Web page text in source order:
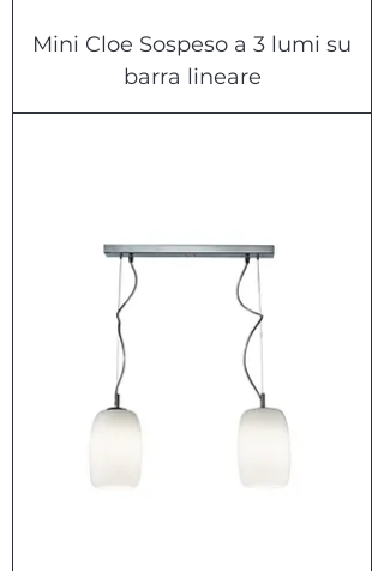
Mini Cloe Sospeso a 3 lumi su
barra lineare